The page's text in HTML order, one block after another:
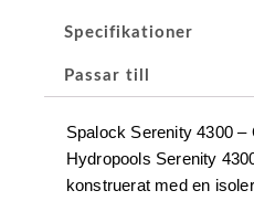
Specifikationer
Passar till
Spalock Serenity 4300
Hydropools Serenity
konstruerat med en